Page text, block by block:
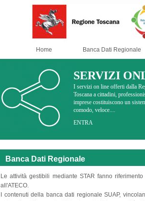
Home Banca Dati Regionale
SERVIZI
I servizi on line offerti dalla
Toscana a cittadini,
imprese costituiscono un
comodo, veloce....
ENTRA
Banca Dati Regionale
Le attività gestibili mediante STAR fanno
all'ATECO.
I contenuti della banca dati regionale SUAP,